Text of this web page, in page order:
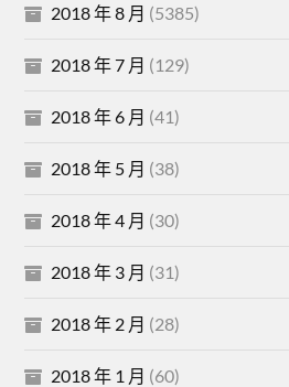
2018 年 8 月 (5385)
2018 年 7 月 (129)
2018 年 6 月 (41)
2018 年 5 月 (38)
2018 年 4 月 (30)
2018 年 3 月 (31)
2018 年 2 月 (28)
2018 年 1 月 (60)